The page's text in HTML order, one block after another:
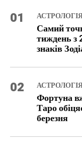
01
Самий
тиждень з
знаків
02
Фортуна
Таро
березня